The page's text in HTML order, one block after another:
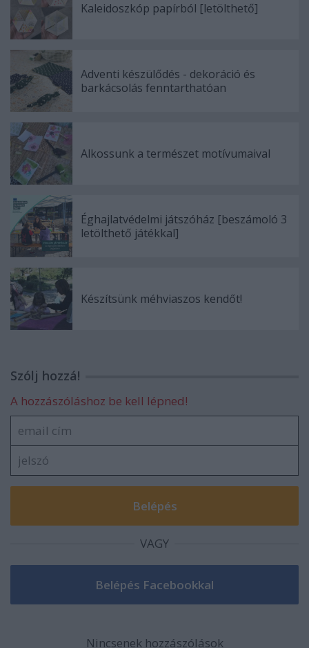
Kaleidoszkóp papírból [letölthető]
Adventi készülődés - dekoráció és
barkácsolás fenntarthatóan
Alkossunk a természet motívumaival
Éghajlatvédelmi játszóház [beszámoló 3
letölthető játékkal]
Készítsünk méhviaszos kendőt!
Szólj hozzá!
A hozzászóláshoz be kell lépned!
VAGY
Nincsenek hozzászólások